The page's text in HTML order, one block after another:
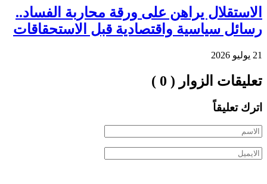
الاستقلال يراهن على ورقة محاربة الفساد..
رسائل سياسية واقتصادية قبل الاستحقاقات
21 يوليو 2026
تعليقات الزوار ( 0 )
اترك تعليقاً